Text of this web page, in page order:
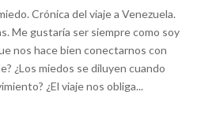
Crónica del viaje a Venezuela.
Me gustaría ser siempre como soy
nos hace bien conectarnos con
¿Los miedos se diluyen cuando
¿El viaje nos obliga...